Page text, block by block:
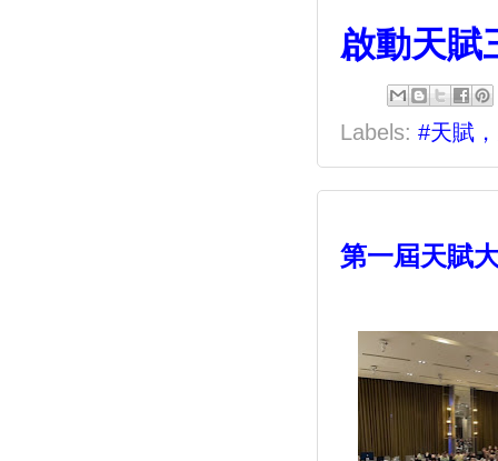
啟動天賦
Labels: #天賦
第一屆天賦